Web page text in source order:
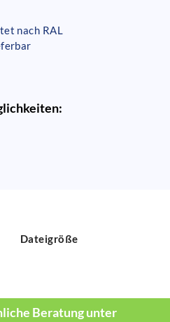
nach RAL
Dateigröße
Beratung unter